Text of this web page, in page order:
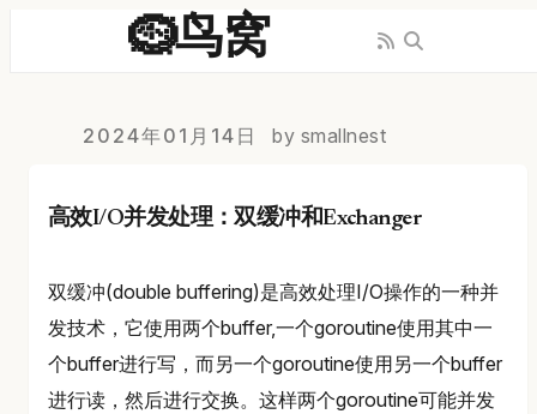
🪹鸟窝
2024年01月14日 by smallnest
高效I/O并发处理：双缓冲和Exchanger
双缓冲(double buffering)是高效处理I/O操作的一种并
发技术，它使用两个buffer,一个goroutine使用其中一
个buffer进行写，而另一个goroutine使用另一个buffer
进行读，然后进行交换。这样两个goroutine可能并发